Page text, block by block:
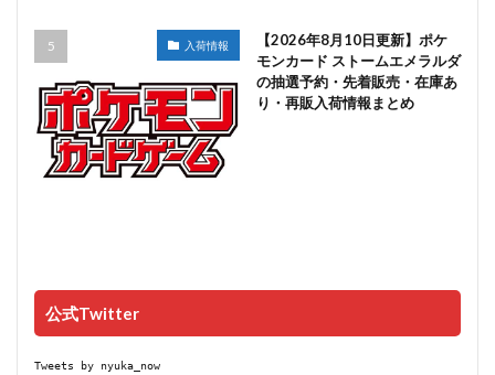
入荷情報
【2026年8月10日更新】ポケ
モンカード ストームエメラルダ
の抽選予約・先着販売・在庫あ
り・再販入荷情報まとめ
公式Twitter
Tweets by nyuka_now